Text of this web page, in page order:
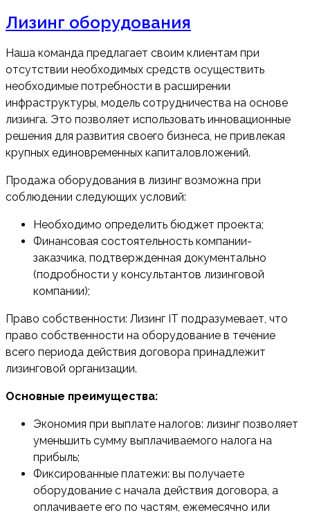
Лизинг оборудования
Наша команда предлагает своим клиентам при
отсутствии необходимых средств осуществить
необходимые потребности в расширении
инфраструктуры, модель сотрудничества на основе
лизинга. Это позволяет использовать инновационные
решения для развития своего бизнеса, не привлекая
крупных единовременных капиталовложений.
Продажа оборудования в лизинг возможна при
соблюдении следующих условий:
Необходимо определить бюджет проекта;
Финансовая состоятельность компании-
заказчика, подтвержденная документально
(подробности у консультантов лизинговой
компании);
Право собственности: Лизинг IT подразумевает, что
право собственности на оборудование в течение
всего периода действия договора принадлежит
лизинговой организации.
Основные преимущества:
Экономия при выплате налогов: лизинг позволяет
уменьшить сумму выплачиваемого налога на
прибыль;
Фиксированные платежи: вы получаете
оборудование с начала действия договора, а
оплачиваете его по частям, ежемесячно или